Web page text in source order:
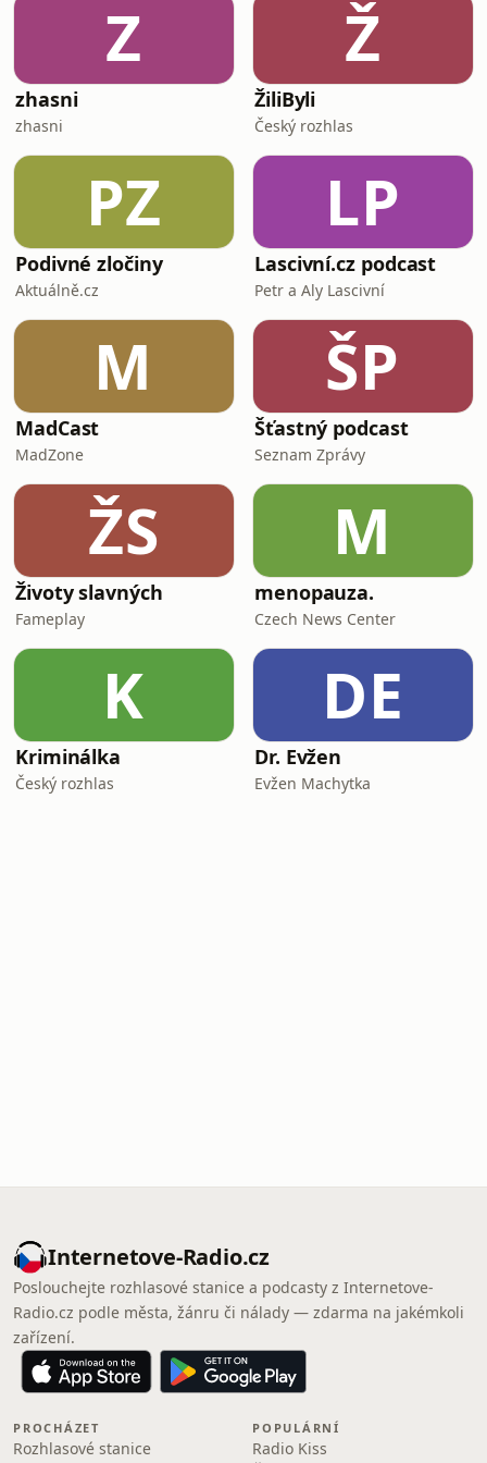
Z
zhasni
zhasni
Ž
ŽiliByli
Český rozhlas
PZ
Podivné zločiny
Aktuálně.cz
LP
Lascivní.cz podcast
Petr a Aly Lascivní
M
MadCast
MadZone
ŠP
Šťastný podcast
Seznam Zprávy
ŽS
Životy slavných
Fameplay
M
menopauza.
Czech News Center
K
Kriminálka
Český rozhlas
DE
Dr. Evžen
Evžen Machytka
Internetove-Radio.cz
Poslouchejte rozhlasové stanice a podcasty z Internetove-
Radio.cz podle města, žánru či nálady — zdarma na jakémkoli
zařízení.
PROCHÁZET
Rozhlasové stanice
POPULÁRNÍ
Radio Kiss